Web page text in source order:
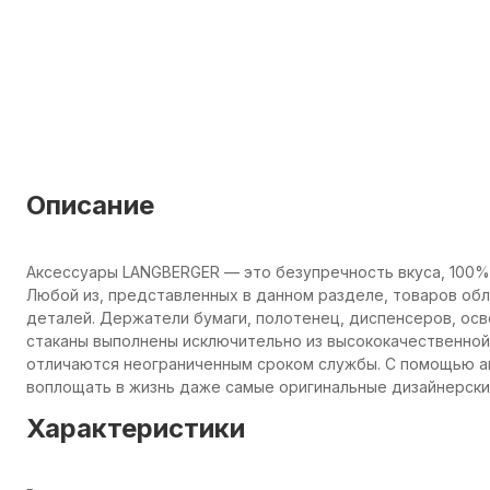
Описание
Аксессуары LANGBERGER — это безупречность вкуса,
Любой из, представленных в данном разделе, товаров
деталей. Держатели бумаги, полотенец, диспенсеров,
стаканы выполнены исключительно из
отличаются неограниченным сроком службы. С помощью
воплощать в жизнь даже самые оригинальные
Характеристики